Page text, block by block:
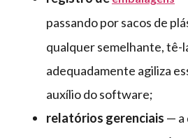
passando por sacos de
qualquer semelhante, tê-
adequadamente agiliza
auxílio do software;
relatórios gerenciais — a